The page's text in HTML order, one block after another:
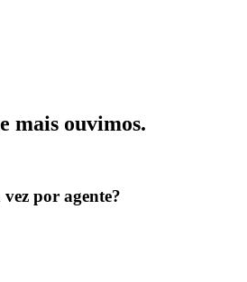
mais ouvimos.
por agente?